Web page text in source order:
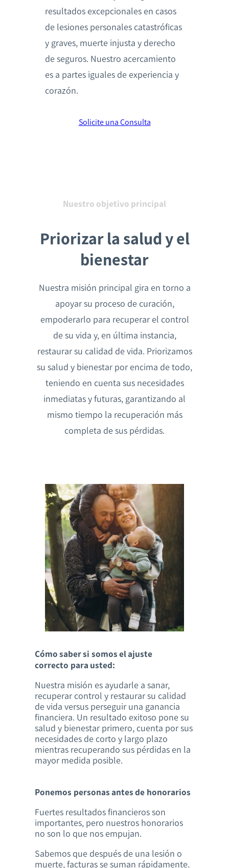
resultados excepcionales en casos
de lesiones personales catastróficas
y graves, muerte injusta y derecho
de seguros. Nuestro acercamiento
es a partes iguales de experiencia y
corazón.
Solicite una Consulta
Nuestro objetivo principal
Priorizar la salud y el
bienestar
Nuestra misión principal gira en torno a
apoyar su proceso de curación,
empoderarlo para recuperar el control
de su vida y, en última instancia,
restaurar su calidad de vida. Priorizamos
su salud y bienestar por encima de todo,
teniendo en cuenta sus necesidades
inmediatas y futuras, garantizando al
mismo tiempo la recuperación más
completa de sus pérdidas.
Cómo saber si somos el ajuste
correcto para usted:
Nuestra misión es ayudarle a sanar,
recuperar control y restaurar su calidad
de vida versus perseguir una ganancia
financiera. Un resultado exitoso pone su
salud y bienestar primero, cuenta por sus
necesidades de corto y largo plazo
mientras recuperando sus pérdidas en la
mayor medida posible.
Ponemos personas antes de honorarios
Fuertes resultados financieros son
importantes, pero nuestros honorarios
no son lo que nos empujan.
Sabemos que después de una lesión o
muerte, facturas se suman rápidamente.